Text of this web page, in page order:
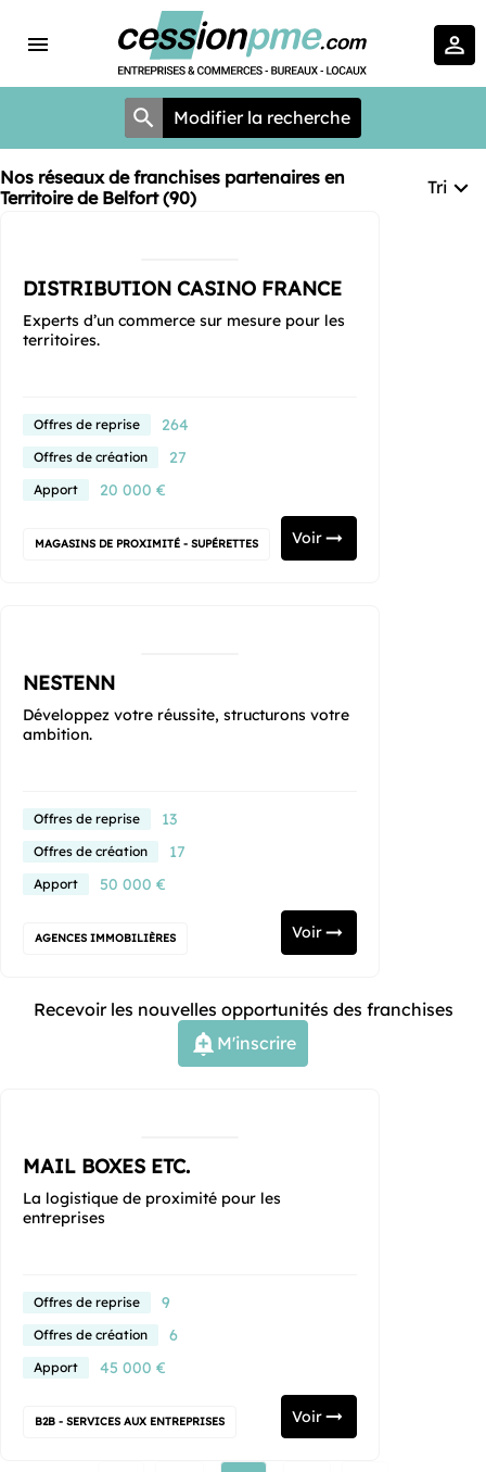
Modifier la recherche
Nos réseaux de franchises partenaires en
Territoire de Belfort (90)
Tri
Recevoir les nouvelles opportunités des franchises
M'inscrire
DISTRIBUTION CASINO FRANCE
Experts d’un commerce sur mesure pour les
territoires.
Offres de reprise 264
Offres de création 27
Apport 20 000 €
MAGASINS DE PROXIMITÉ - SUPÉRETTES Voir
NESTENN
Développez votre réussite, structurons votre
ambition.
Offres de reprise 13
Offres de création 17
Apport 50 000 €
AGENCES IMMOBILIÈRES Voir
MAIL BOXES ETC.
La logistique de proximité pour les
entreprises
Offres de reprise 9
Offres de création 6
Apport 45 000 €
B2B - SERVICES AUX ENTREPRISES Voir